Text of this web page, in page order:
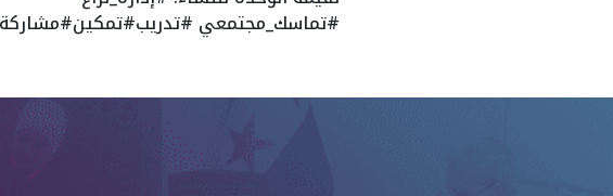
#تماسك_مجتمعي #تدريب#تمكين#مشاركة